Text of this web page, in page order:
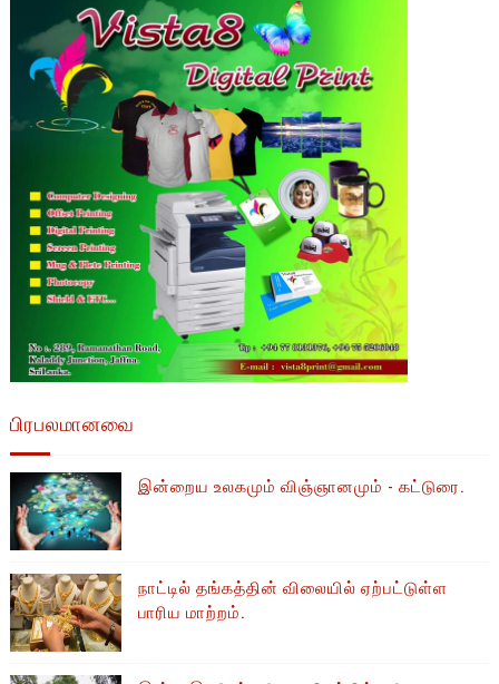
பிரபலமானவை
இன்றைய உலகமும் விஞ்ஞானமும் - கட்டுரை.
நாட்டில் தங்கத்தின் விலையில் ஏற்பட்டுள்ள
பாரிய மாற்றம்.